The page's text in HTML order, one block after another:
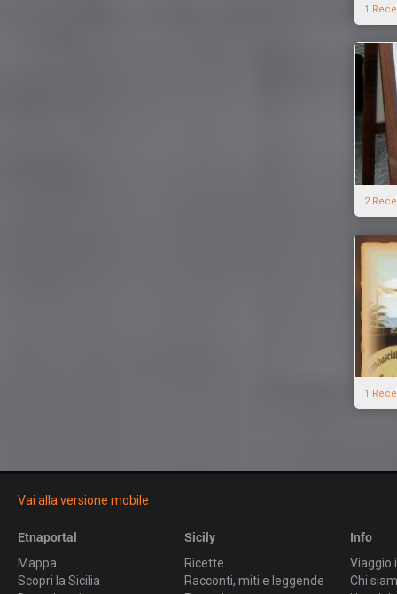
1
2
1
Vai alla versione mobile
Etnaportal
Mappa
Scopri la Sicilia
Sicily
Ricette
Racconti, miti e leggende
Info
Viaggio
Chi